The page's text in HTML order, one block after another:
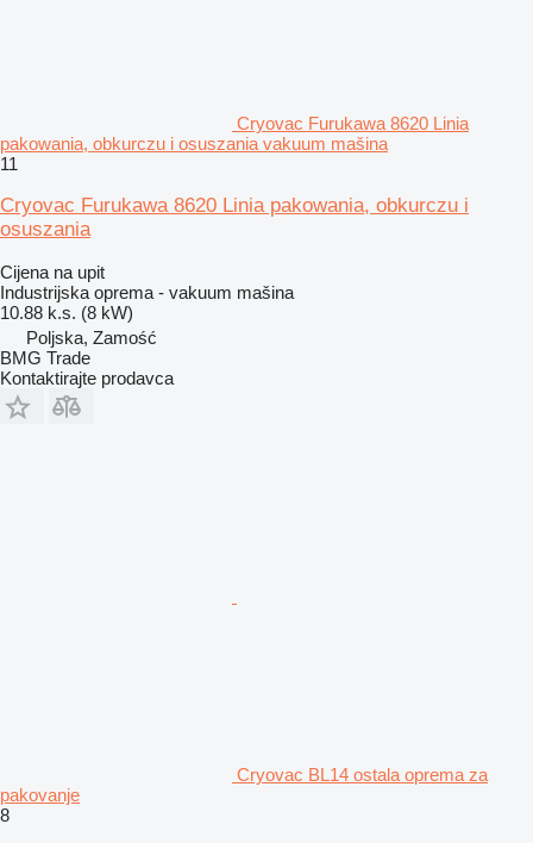
Cryovac Furukawa 8620 Linia
pakowania, obkurczu i osuszania vakuum mašina
11
Cryovac Furukawa 8620 Linia pakowania, obkurczu i
osuszania
Cijena na upit
Industrijska oprema - vakuum mašina
10.88 k.s. (8 kW)
Poljska, Zamość
BMG Trade
Kontaktirajte prodavca
Cryovac BL14 ostala oprema za
pakovanje
8